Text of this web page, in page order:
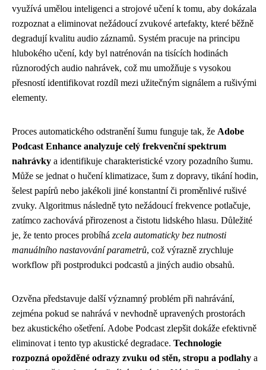
využívá umělou inteligenci a strojové učení k tomu, aby dokázala
rozpoznat a eliminovat nežádoucí zvukové artefakty, které běžně
degradují kvalitu audio záznamů. Systém pracuje na principu
hlubokého učení, kdy byl natrénován na tisících hodinách
různorodých audio nahrávek, což mu umožňuje s vysokou
přesností identifikovat rozdíl mezi užitečným signálem a rušivými
elementy.
Proces automatického odstranění šumu funguje tak, že Adobe
Podcast Enhance analyzuje celý frekvenční spektrum
nahrávky a identifikuje charakteristické vzory pozadního šumu.
Může se jednat o hučení klimatizace, šum z dopravy, tikání hodin,
šelest papírů nebo jakékoli jiné konstantní či proměnlivé rušivé
zvuky. Algoritmus následně tyto nežádoucí frekvence potlačuje,
zatímco zachovává přirozenost a čistotu lidského hlasu. Důležité
je, že tento proces probíhá zcela automaticky bez nutnosti
manuálního nastavování parametrů, což výrazně zrychluje
workflow při postprodukci podcastů a jiných audio obsahů.
Ozvěna představuje další významný problém při nahrávání,
zejména pokud se nahrává v nevhodně upravených prostorách
bez akustického ošetření. Adobe Podcast zlepšit dokáže efektivně
eliminovat i tento typ akustické degradace. Technologie
rozpozná opožděné odrazy zvuku od stěn, stropu a podlahy a